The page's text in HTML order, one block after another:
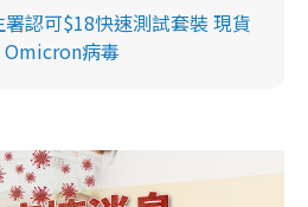
認可$18快速測試套裝 現貨
病毒